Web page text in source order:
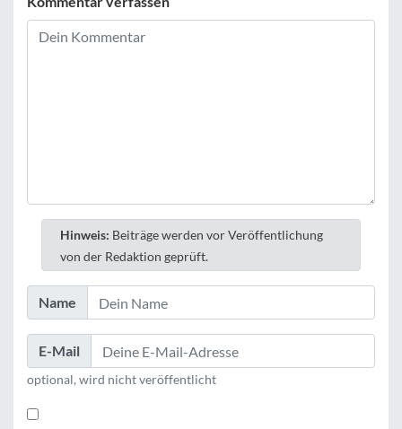
Hinweis: Beiträge werden vor Veröffentlichung
von der Redaktion geprüft.
Name
E-Mail
optional, wird nicht veröffentlicht